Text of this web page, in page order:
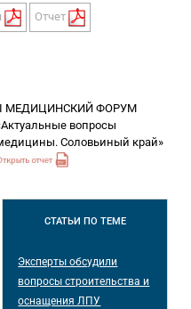
Отчет
МЕДИЦИНСКИЙ ФОРУМ
вопросы
Соловьиный край»
СТАТЬИ ПО ТЕМЕ
Эксперты обсудили
вопросы строительства и
оснащения ЛПУ